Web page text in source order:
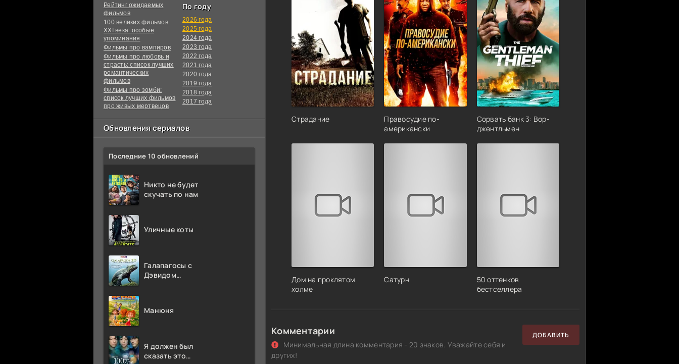
Рейтинг ожидаемых
фильмов
100 великих фильмов
XXI века: особые
упоминания
Фильмы про вампиров
Фильмы про любовь и
страсть: список лучших
романтических
фильмов
Фильмы про зомби:
список лучших фильмов
про живых мертвецов
По году
2026 года
2025 года
2024 года
2023 года
2022 года
2021 года
2020 года
2019 года
2018 года
2017 года
Обновления сериалов
Последние 10 обновлений
Никто не будет
скучать по нам
Уличные коты
Галапагосы с
Дэвидом
Манюня
Я должен был
сказать это
Страдание
Правосудие по-
американски
Сорвать банк 3: Вор-
джентльмен
Дом на проклятом
холме
Сатурн
50 оттенков
бестселлера
Комментарии
Минимальная длина комментария - 20 знаков. Уважайте себя и
других!
ДОБАВИТЬ